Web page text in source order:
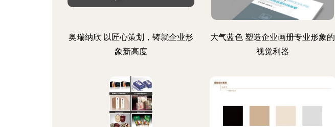
奥瑞纳欣 以匠心策划，铸就企业形
象新高度
大气蓝色 塑造企业画册专业形象的
视觉利器